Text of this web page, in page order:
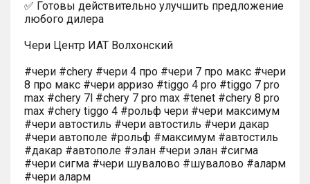
✅ Готовы действительно улучшить предложение
любого дилера
Чери Центр ИАТ Волхонский
#чери #chery #чери 4 про #чери 7 про макс #чери
8 про макс #чери арризо #tiggo 4 pro #tiggo 7 pro
max #chery 7l #chery 7 pro max #tenet #chery 8 pro
max #chery tiggo 4 #рольф чери #чери максимум
#чери автостиль #чери автостиль #чери дакар
#чери автополе #рольф #максимум #автостиль
#дакар #автополе #элан #чери элан #сигма
#чери сигма #чери шувалово #шувалово #аларм
#чери аларм